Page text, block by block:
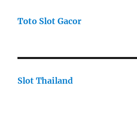
Toto Slot Gacor
Slot Thailand